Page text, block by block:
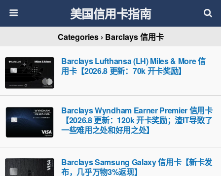
美国信用卡指南
Categories › Barclays 信用卡
Barclays Lufthansa (LH) Miles & More 信
用卡【2026.8 更新：70k 开卡奖励】
Barclays Wyndham Earner Premier 信用卡
【2026.8 更新：120k 开卡奖励；渣IT导致了
一些难用之处和好用之处】
Barclays Samsung Galaxy 信用卡【新卡发
布，几乎万物3%返现】